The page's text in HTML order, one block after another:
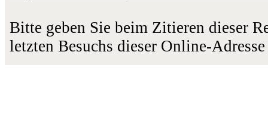
Bitte geben Sie beim Zitieren dieser
letzten Besuchs dieser Online-Adresse